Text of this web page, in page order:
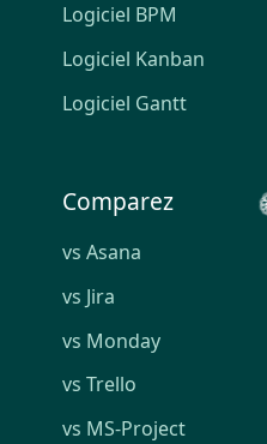
Logiciel BPM
Logiciel Kanban
Logiciel Gantt
Comparez
vs Asana
vs Jira
vs Monday
vs Trello
vs MS-Project